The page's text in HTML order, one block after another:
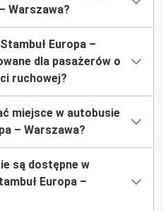
Warszawa?
Europa –
dla pasażerów o
ruchowej?
miejsce w autobusie
– Warszawa?
są dostępne w
Europa –